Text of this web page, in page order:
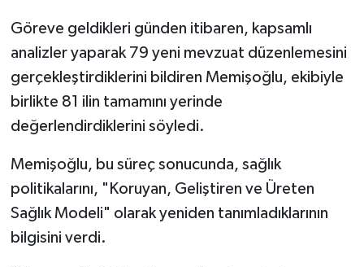
Göreve geldikleri günden itibaren, kapsamlı
analizler yaparak 79 yeni mevzuat düzenlemesini
gerçekleştirdiklerini bildiren Memişoğlu, ekibiyle
birlikte 81 ilin tamamını yerinde
değerlendirdiklerini söyledi.
Memişoğlu, bu süreç sonucunda, sağlık
politikalarını, "Koruyan, Geliştiren ve Üreten
Sağlık Modeli" olarak yeniden tanımladıklarının
bilgisini verdi.